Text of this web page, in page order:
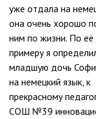
уже отдала на
она очень хорошо
ним по жизни. По её
примеру я
младшую дочь
на немецкий язык, к
прекрасному
СОШ №39